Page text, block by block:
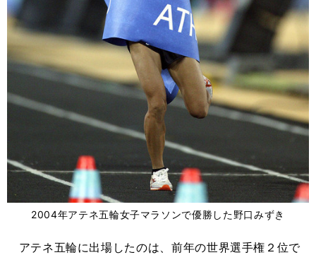
2004年アテネ五輪女子マラソンで優勝した野口みずき
アテネ五輪に出場したのは、前年の世界選手権２位で